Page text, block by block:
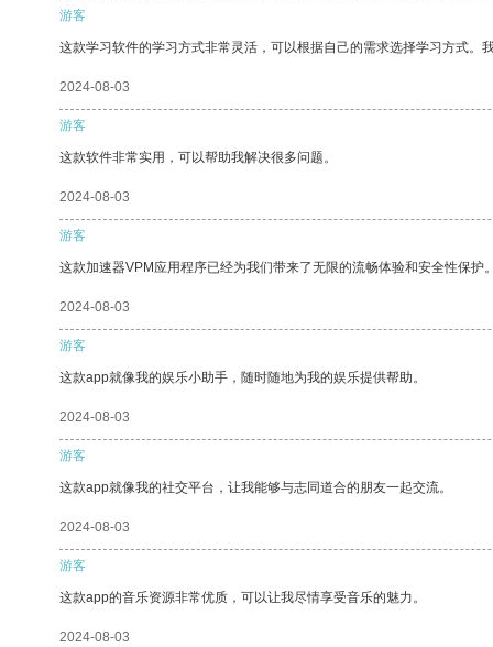
游客
这款学习软件的学习方式非常灵活，可以根据自己的需求选择学习方式。
2024-08-03
游客
这款软件非常实用，可以帮助我解决很多问题。
2024-08-03
游客
这款加速器VPM应用程序已经为我们带来了无限的流畅体验和安全性保护
2024-08-03
游客
这款app就像我的娱乐小助手，随时随地为我的娱乐提供帮助。
2024-08-03
游客
这款app就像我的社交平台，让我能够与志同道合的朋友一起交流。
2024-08-03
游客
这款app的音乐资源非常优质，可以让我尽情享受音乐的魅力。
2024-08-03